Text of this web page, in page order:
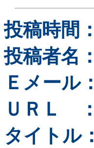
投稿時間：
投稿者名：
Ｅメール：
ＵＲＬ ：
タイトル：